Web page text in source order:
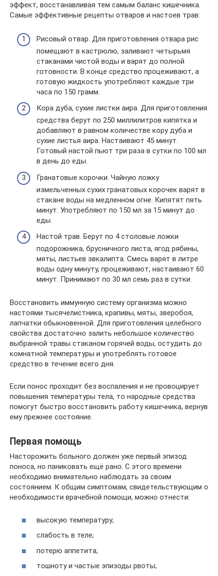
эффект, восстанавливая тем самым баланс кишечника.
Самые эффективные рецепты отваров и настоев трав:
Рисовый отвар. Для приготовления отвара рис
помещают в кастрюлю, заливают четырьмя
стаканами чистой воды и варят до полной
готовности. В конце средство процеживают, а
готовую жидкость употребляют каждые три
часа по 150 грамм.
Кора дуба, сухие листки аира. Для приготовления
средства берут по 250 миллилитров кипятка и
добавляют в равном количестве кору дуба и
сухие листья аира. Настаивают 45 минут.
Готовый настой пьют три раза в сутки по 100 мл
в день до еды.
Гранатовые корочки. Чайную ложку
измельченных сухих гранатовых корочек варят в
стакане воды на медленном огне. Кипятят пять
минут. Употребляют по 150 мл за 15 минут до
еды.
Настой трав. Берут по 4 столовые ложки
подорожника, брусничного листа, ягод рябины,
мяты, листьев эвкалипта. Смесь варят в литре
воды одну минуту, процеживают, настаивают 60
минут. Принимают по 30 мл семь раз в сутки.
Восстановить иммунную систему организма можно
настоями тысячелистника, крапивы, мяты, зверобоя,
лапчатки обыкновенной. Для приготовления целебного
свойства достаточно залить небольшое количество
выбранной травы стаканом горячей воды, остудить до
комнатной температуры и употреблять готовое
средство в течение всего дня.
Если понос проходит без воспаления и не провоцирует
повышения температуры тела, то народные средства
помогут быстро восстановить работу кишечника, вернув
ему прежнее состояние.
Первая помощь
Насторожить больного должен уже первый эпизод
поноса, но паниковать ещё рано. С этого времени
необходимо внимательно наблюдать за своим
состоянием. К общим симптомам, свидетельствующим о
необходимости врачебной помощи, можно отнести:
высокую температуру;
слабость в теле;
потерю аппетита;
тошноту и частые эпизоды рвоты;